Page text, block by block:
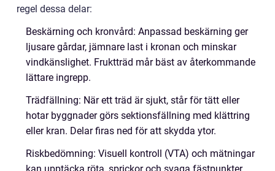
regel dessa delar:
Beskärning och kronvård: Anpassad beskärning ger
ljusare gårdar, jämnare last i kronan och minskar
vindkänslighet. Fruktträd mår bäst av återkommande
lättare ingrepp.
Trädfällning: När ett träd är sjukt, står för tätt eller
hotar byggnader görs sektionsfällning med klättring
eller kran. Delar firas ned för att skydda ytor.
Riskbedömning: Visuell kontroll (VTA) och mätningar